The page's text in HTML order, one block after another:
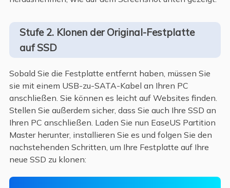
Stufe 2. Klonen der Original-Festplatte
auf SSD
Sobald Sie die Festplatte entfernt haben, müssen Sie
sie mit einem USB-zu-SATA-Kabel an Ihren PC
anschließen. Sie können es leicht auf Websites finden.
Stellen Sie außerdem sicher, dass Sie auch Ihre SSD an
Ihren PC anschließen. Laden Sie nun EaseUS Partition
Master herunter, installieren Sie es und folgen Sie den
nachstehenden Schritten, um Ihre Festplatte auf Ihre
neue SSD zu klonen: